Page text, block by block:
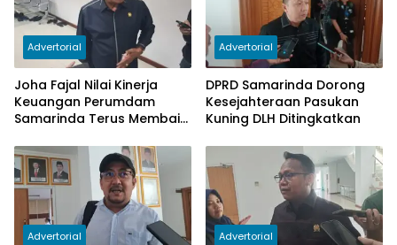
Advertorial
Joha Fajal Nilai Kinerja
Keuangan Perumdam
Samarinda Terus Membaik,
Subsidi Berkurang
Advertorial
DPRD Samarinda Dorong
Kesejahteraan Pasukan
Kuning DLH Ditingkatkan
Advertorial Advertorial